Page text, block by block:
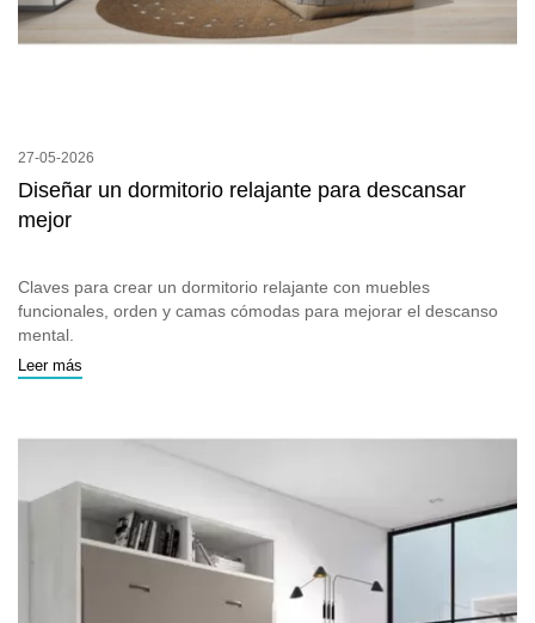
27-05-2026
Diseñar un dormitorio relajante para descansar
mejor
Claves para crear un dormitorio relajante con muebles
funcionales, orden y camas cómodas para mejorar el descanso
mental.
Leer más